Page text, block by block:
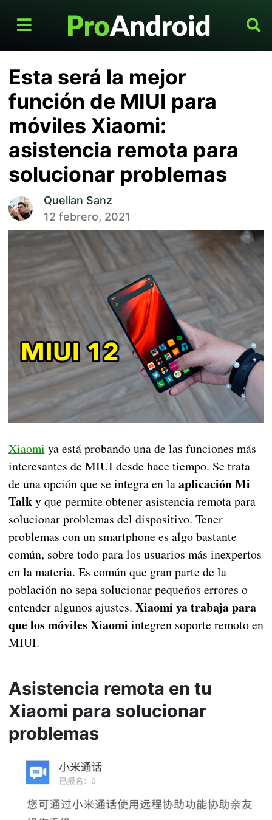
Esta será la mejor
función de MIUI para
móviles Xiaomi:
asistencia remota para
solucionar problemas
Quelian Sanz
12 febrero, 2021
Xiaomi ya está probando una de las funciones más
interesantes de MIUI desde hace tiempo. Se trata
de una opción que se integra en laaplicación Mi
Talky que permite obtener asistencia remota para
solucionar problemas del dispositivo. Tener
problemas con un smartphone es algo bastante
común, sobre todo para los usuarios más inexpertos
en la materia. Es común que gran parte de la
población no sepa solucionar pequeños errores o
entender algunos ajustes. Xiaomi ya trabaja para
que los móviles Xiaomi integren soporte remoto en
MIUI.
Asistencia remota en tu
Xiaomi para solucionar
problemas